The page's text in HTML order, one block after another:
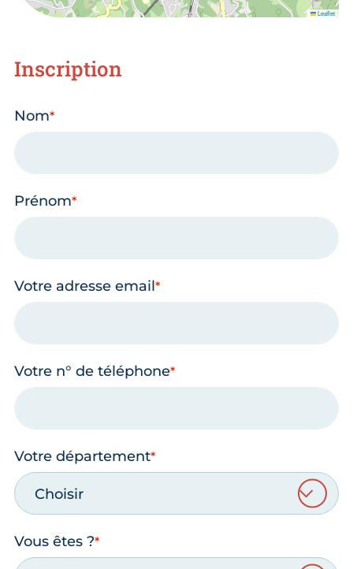
Leaflet
Inscription
Nom
Prénom
Votre adresse email
Votre n° de téléphone
Votre département
Choisir
Vous êtes ?